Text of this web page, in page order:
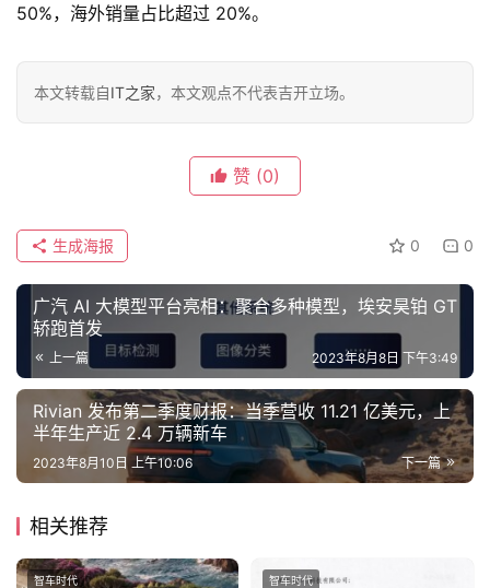
车
报
吉
开
a
50%，海外销量占比超过 20%。
本文转载自IT之家，本文观点不代表吉开立场。
赞 (0)
0 0
生成海报
广汽 AI 大模型平台亮相：聚合多种模型，埃安昊铂 GT
轿跑首发
上一篇 2023年8月8日 下午3:49
Rivian 发布第二季度财报：当季营收 11.21 亿美元，上
半年生产近 2.4 万辆新车
下一篇
2023年8月10日 上午10:06
相关推荐
智车时代 智车时代